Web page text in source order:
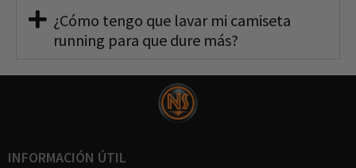
¿Cómo tengo que lavar mi camiseta
running para que dure más?
INFORMACIÓN ÚTIL